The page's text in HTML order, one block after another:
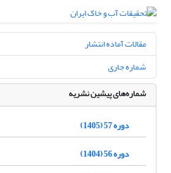
مقالات آماده انتشار
شماره جاری
شماره‌های پیشین نشریه
دوره 57 (1405)
دوره 56 (1404)